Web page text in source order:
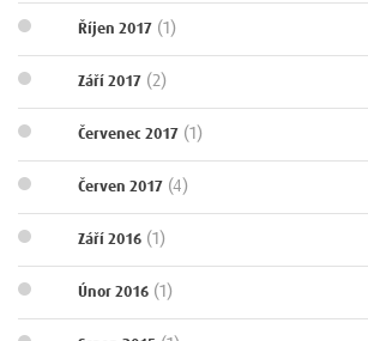
Říjen 2017 (1)
Září 2017 (2)
Červenec 2017 (1)
Červen 2017 (4)
Září 2016 (1)
Únor 2016 (1)